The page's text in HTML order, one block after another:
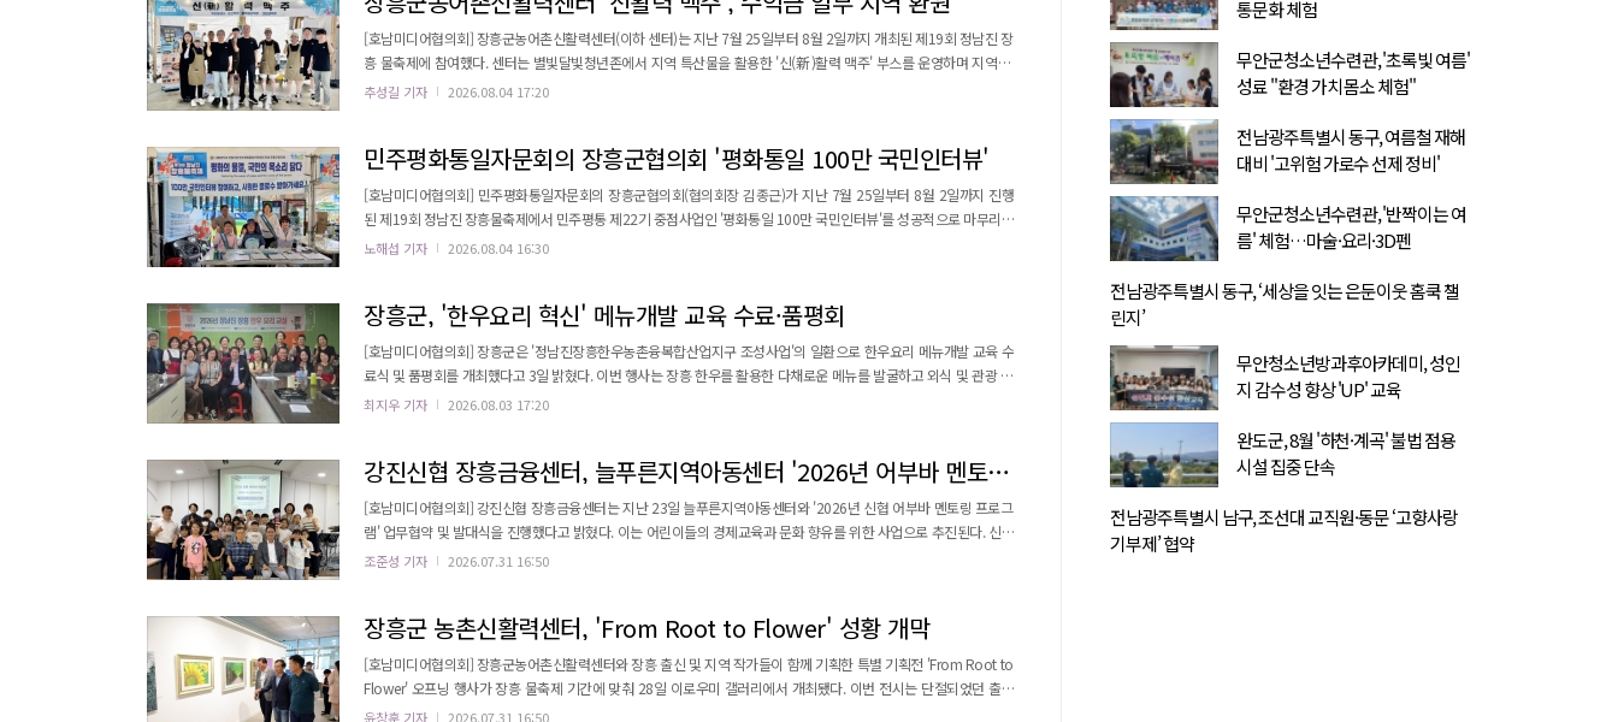
[호남미디어협의회] 장흥군농어촌신활력센터(이하 센터)는 지난 7월 25일부터 8월 2일까지 개최된 제19회 정남진 장
흥 물축제에 참여했다. 센터는 별빛달빛청년존에서 지역 특산물을 활용한 '신(新)활력 맥주' 부스를 운영하며 지역 상
생과 청년 참여를 통한 사회적 가치 실현을 목표로 했다. 별빛달빛청년존은 지역 청년과 다양한 단체가 먹거리 및 체험
추성길 기자 2026.08.04 17:20
민주평화통일자문회의 장흥군협의회 '평화통일 100만 국민인터뷰'
[호남미디어협의회] 민주평화통일자문회의 장흥군협의회(협의회장 김종근)가 지난 7월 25일부터 8월 2일까지 진행
된 제19회 정남진 장흥물축제에서 민주평통 제22기 중점사업인 '평화통일 100만 국민인터뷰'를 성공적으로 마무리했
다고 밝혔다. '평화통일 100만 국민인터뷰'는 국민 100만 명의 다양한 의견을 직접 듣고 평화와 통일에 대한 국민 인식
노해섭 기자 2026.08.04 16:30
장흥군, '한우요리 혁신' 메뉴개발 교육 수료·품평회
[호남미디어협의회] 장흥군은 '정남진장흥한우농촌융복합산업지구 조성사업'의 일환으로 한우요리 메뉴개발 교육 수
료식 및 품평회를 개최했다고 3일 밝혔다. 이번 행사는 장흥 한우를 활용한 다채로운 메뉴를 발굴하고 외식 및 관광 콘
텐츠를 개발하기 위한 교육의 마무리 단계로 진행됐다. 교육생들의 수료를 축하하고, 개발된 한우 요리를 선보여 그 성
최지우 기자 2026.08.03 17:20
강진신협 장흥금융센터, 늘푸른지역아동센터 '2026년 어부바 멘토링'
[호남미디어협의회] 강진신협 장흥금융센터는 지난 23일 늘푸른지역아동센터와 '2026년 신협 어부바 멘토링 프로그
램' 업무협약 및 발대식을 진행했다고 밝혔다. 이는 어린이들의 경제교육과 문화 향유를 위한 사업으로 추진된다. 신협
사회공헌재단이 주최하고 한국사회복지협의회가 주관하는 이 프로그램에는 25명의 아동이 참여할 예정이다. 관계 형
조준성 기자 2026.07.31 16:50
장흥군 농촌신활력센터, 'From Root to Flower' 성황 개막
[호남미디어협의회] 장흥군농어촌신활력센터와 장흥 출신 및 지역 작가들이 함께 기획한 특별 기획전 'From Root to
Flower' 오프닝 행사가 장흥 물축제 기간에 맞춰 28일 이로우미 갤러리에서 개최됐다. 이번 전시는 단절되었던 출향
작가와 지역 작가의 합동 전시 교류가 재개되었다는 점에서 지역 문화예술계의 주목을 받았다. 기존의 관 주도 방식에
윤창훈 기자 2026.07.31 16:50
통문화 체험
무안군청소년수련관, '초록빛 여름'
성료 "환경 가치 몸소 체험"
전남광주특별시 동구, 여름철 재해
대비 '고위험 가로수 선제 정비'
무안군청소년수련관, '반짝이는 여
름' 체험…마술·요리·3D펜
전남광주특별시 동구, ‘세상을 잇는 은둔이웃 홈쿡 챌
린지’
무안청소년방과후아카데미, 성인
지 감수성 향상 'UP' 교육
완도군, 8월 '하천·계곡' 불법 점용
시설 집중 단속
전남광주특별시 남구, 조선대 교직원·동문 ‘고향사랑
기부제’ 협약